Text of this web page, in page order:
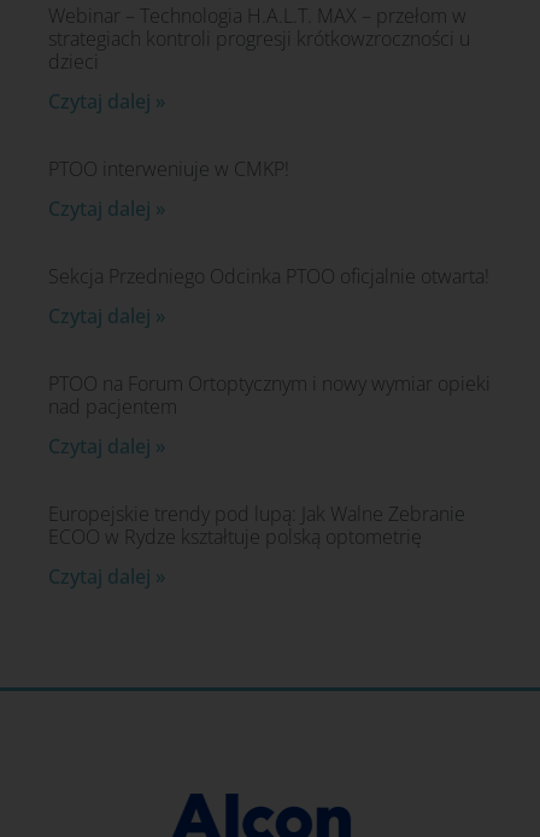
Webinar – Technologia H.A.L.T. MAX – przełom w
strategiach kontroli progresji krótkowzroczności u
dzieci
Czytaj dalej »
PTOO interweniuje w CMKP!
Czytaj dalej »
Sekcja Przedniego Odcinka PTOO oficjalnie otwarta!
Czytaj dalej »
PTOO na Forum Ortoptycznym i nowy wymiar opieki
nad pacjentem
Czytaj dalej »
Europejskie trendy pod lupą: Jak Walne Zebranie
ECOO w Rydze kształtuje polską optometrię
Czytaj dalej »